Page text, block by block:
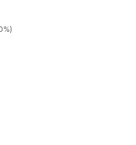
sur 30 jours 17,99 € (0%).
)